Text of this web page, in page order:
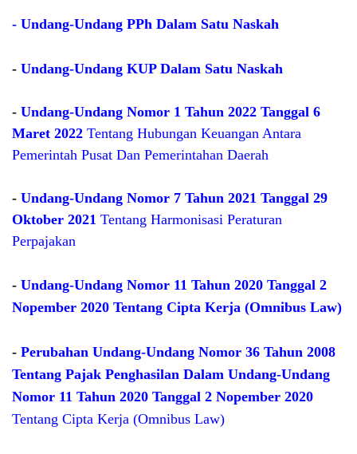
- Undang-Undang PPh Dalam Satu Naskah
- Undang-Undang KUP Dalam Satu Naskah
- Undang-Undang Nomor 1 Tahun 2022 Tanggal 6
Maret 2022 Tentang Hubungan Keuangan Antara
Pemerintah Pusat Dan Pemerintahan Daerah
- Undang-Undang Nomor 7 Tahun 2021 Tanggal 29
Oktober 2021 Tentang Harmonisasi Peraturan
Perpajakan
- Undang-Undang Nomor 11 Tahun 2020 Tanggal 2
Nopember 2020 Tentang Cipta Kerja (Omnibus Law)
- Perubahan Undang-Undang Nomor 36 Tahun 2008
Tentang Pajak Penghasilan Dalam Undang-Undang
Nomor 11 Tahun 2020 Tanggal 2 Nopember 2020
Tentang Cipta Kerja (Omnibus Law)